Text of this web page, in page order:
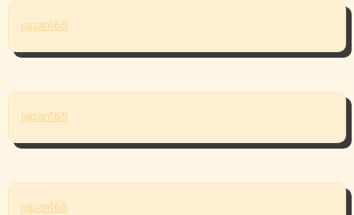
japan168
japan168
japan168